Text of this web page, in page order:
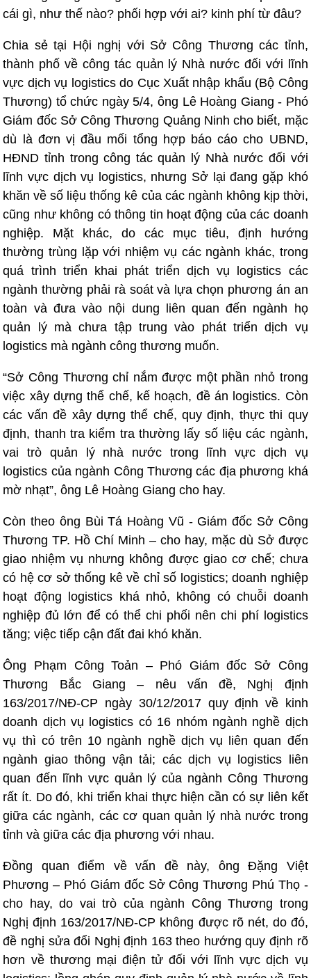
cái gì, như thế nào? phối hợp với ai? kinh phí từ đâu?
Chia sẻ tại Hội nghị với Sở Công Thương các tỉnh,
thành phố về công tác quản lý Nhà nước đối với lĩnh
vực dịch vụ logistics do Cục Xuất nhập khẩu (Bộ Công
Thương) tổ chức ngày 5/4, ông Lê Hoàng Giang - Phó
Giám đốc Sở Công Thương Quảng Ninh cho biết, mặc
dù là đơn vị đầu mối tổng hợp báo cáo cho UBND,
HĐND tỉnh trong công tác quản lý Nhà nước đối với
lĩnh vực dịch vụ logistics, nhưng Sở lại đang gặp khó
khăn về số liệu thống kê của các ngành không kịp thời,
cũng như không có thông tin hoạt động của các doanh
nghiệp. Mặt khác, do các mục tiêu, định hướng
thường trùng lặp với nhiệm vụ các ngành khác, trong
quá trình triển khai phát triển dịch vụ logistics các
ngành thường phải rà soát và lựa chọn phương án an
toàn và đưa vào nội dung liên quan đến ngành họ
quản lý mà chưa tập trung vào phát triển dịch vụ
logistics mà ngành công thương muốn.
“Sở Công Thương chỉ nắm được một phần nhỏ trong
việc xây dựng thể chế, kế hoạch, đề án logistics. Còn
các vấn đề xây dựng thể chế, quy định, thực thi quy
định, thanh tra kiểm tra thường lấy số liệu các ngành,
vai trò quản lý nhà nước trong lĩnh vực dịch vụ
logistics của ngành Công Thương các địa phương khá
mờ nhạt”, ông Lê Hoàng Giang cho hay.
Còn theo ông Bùi Tá Hoàng Vũ - Giám đốc Sở Công
Thương TP. Hồ Chí Minh – cho hay, mặc dù Sở được
giao nhiệm vụ nhưng không được giao cơ chế; chưa
có hệ cơ sở thống kê về chỉ số logistics; doanh nghiệp
hoạt động logistics khá nhỏ, không có chuỗi doanh
nghiệp đủ lớn để có thể chi phối nên chi phí logistics
tăng; việc tiếp cận đất đai khó khăn.
Ông Phạm Công Toản – Phó Giám đốc Sở Công
Thương Bắc Giang – nêu vấn đề, Nghị định
163/2017/NĐ-CP ngày 30/12/2017 quy định về kinh
doanh dịch vụ logistics có 16 nhóm ngành nghề dịch
vụ thì có trên 10 ngành nghề dịch vụ liên quan đến
ngành giao thông vận tải; các dịch vụ logistics liên
quan đến lĩnh vực quản lý của ngành Công Thương
rất ít. Do đó, khi triển khai thực hiện cần có sự liên kết
giữa các ngành, các cơ quan quản lý nhà nước trong
tỉnh và giữa các địa phương với nhau.
Đồng quan điểm về vấn đề này, ông Đặng Việt
Phương – Phó Giám đốc Sở Công Thương Phú Thọ -
cho hay, do vai trò của ngành Công Thương trong
Nghị định 163/2017/NĐ-CP không được rõ nét, do đó,
đề nghị sửa đổi Nghị định 163 theo hướng quy định rõ
hơn về thương mại điện tử đối với lĩnh vực dịch vụ